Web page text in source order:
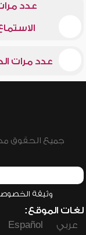
عدد
عدد مرات
جميع الحقوق محفوظة © 2026 -
وثيقة
لغات الموقع:
عربي
Español